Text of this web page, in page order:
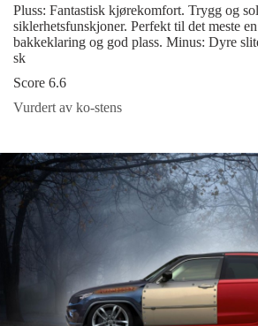
Pluss: Fantastisk kjørekomfort. Trygg og
siklerhetsfunskjoner. Perfekt til det meste
bakkeklaring og god plass. Minus: Dyre
sk
Score 6.6
Vurdert av ko-stens